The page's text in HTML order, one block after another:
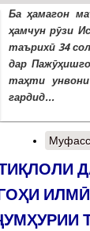
Ба ҳамагон
ҳамчун рӯзи
таърихӣ 34
дар
таҳти
гардид...